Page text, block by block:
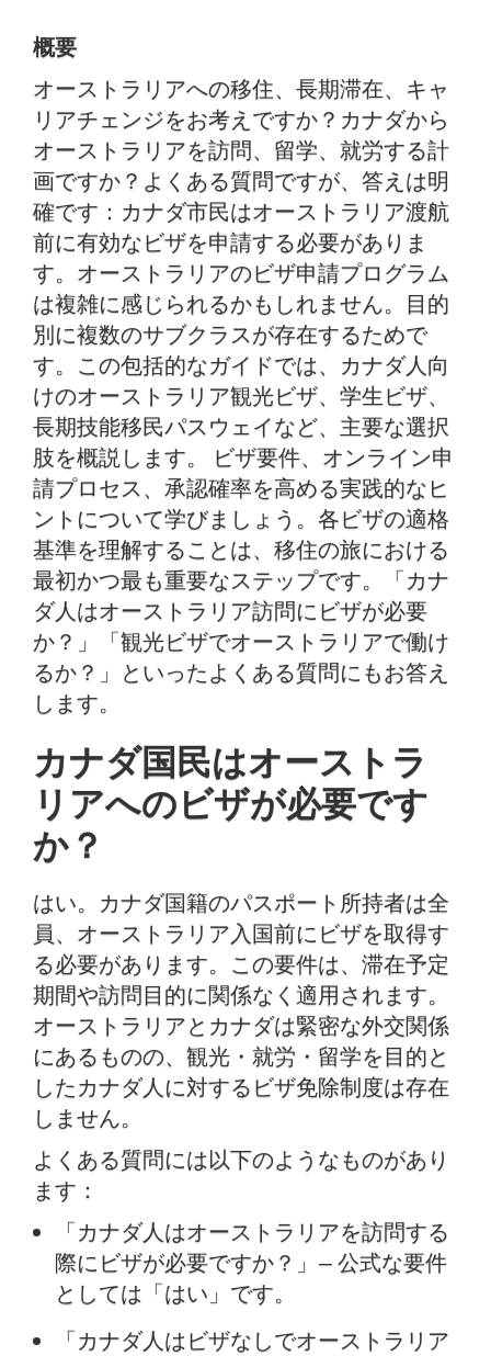
学生ビザ：カナダ人の教育と就労権
カナダ人専門職のための就労・技能移民ルート
パートナーおよび家族ビザ：オーストラリアでの家
族との同居
カナダ人向けオーストラリアビザの詳細な要件
オーストラリアビザ申請手続き：ステップバイステ
ップガイド
カナダ人申請者向け実践的アドバイス：可能性を最
大限に高める方法
専門家の指導がカナダビザ申請者に役立つ理由
よくある質問
概要
オーストラリアへの移住、長期滞在、キャ
リアチェンジをお考えですか？カナダから
オーストラリアを訪問、留学、就労する計
画ですか？よくある質問ですが、答えは明
確です：カナダ市民はオーストラリア渡航
前に有効なビザを申請する必要がありま
す。オーストラリアのビザ申請プログラム
は複雑に感じられるかもしれません。目的
別に複数のサブクラスが存在するためで
す。この包括的なガイドでは、カナダ人向
けのオーストラリア観光ビザ、学生ビザ、
長期技能移民パスウェイなど、主要な選択
肢を概説します。 ビザ要件、オンライン申
請プロセス、承認確率を高める実践的なヒ
ントについて学びましょう。各ビザの適格
基準を理解することは、移住の旅における
最初かつ最も重要なステップです。「カナ
ダ人はオーストラリア訪問にビザが必要
か？」「観光ビザでオーストラリアで働け
るか？」といったよくある質問にもお答え
します。
カナダ国民はオーストラ
リアへのビザが必要です
か？
はい。カナダ国籍のパスポート所持者は全
員、オーストラリア入国前にビザを取得す
る必要があります。この要件は、滞在予定
期間や訪問目的に関係なく適用されます。
オーストラリアとカナダは緊密な外交関係
にあるものの、観光・就労・留学を目的と
したカナダ人に対するビザ免除制度は存在
しません。
よくある質問には以下のようなものがあり
ます：
「カナダ人はオーストラリアを訪問する
際にビザが必要ですか？」— 公式な要件
としては「はい」です。
「カナダ人はビザなしでオーストラリア